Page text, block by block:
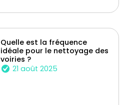
Quelle est la fréquence
idéale pour le nettoyage des
voiries ?
21 août 2025